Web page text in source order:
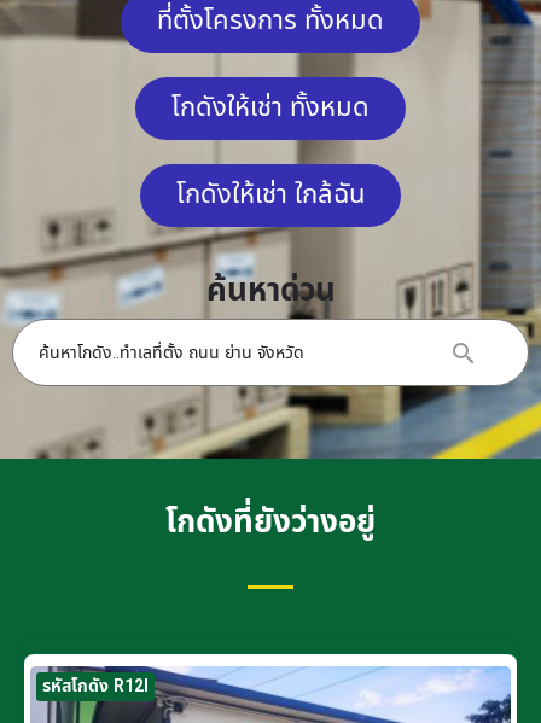
ที่ตั้งโครงการ ทั้งหมด
โกดังให้เช่า ทั้งหมด
โกดังให้เช่า ใกล้ฉัน
ค้นหาด่วน
โกดังที่ยังว่างอยู่
รหัสโกดัง R12I